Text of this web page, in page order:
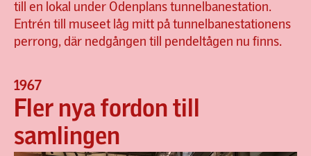
till en lokal under Odenplans tunnelbanestation.
Entrén till museet låg mitt på tunnelbanestationens
perrong, där nedgången till pendeltågen nu finns.
1967
Fler nya fordon till
samlingen